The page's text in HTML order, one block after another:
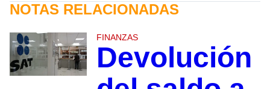
NOTAS RELACIONADAS
FINANZAS
Devolución